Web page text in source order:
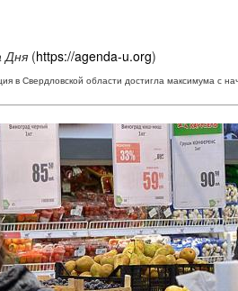
Дня (https://agenda-u.org)
в Свердловской области достигла максимума с